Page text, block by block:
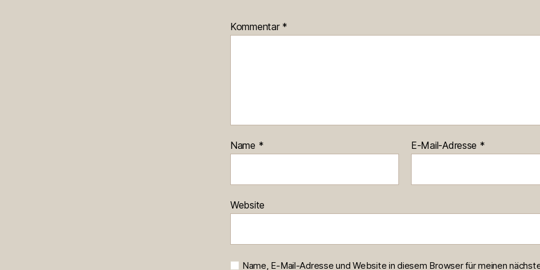
Kommentar *
Name * E-Mail-Adresse *
Website
Name, E-Mail-Adresse und Website in diesem Browser für meinen